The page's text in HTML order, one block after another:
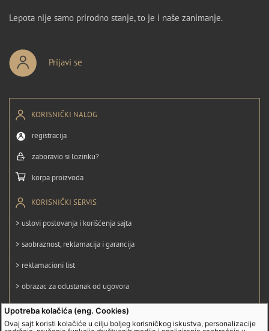
Upotreba kolačića (eng. Cookies)
Ovaj sajt koristi kolačiće u cilju boljeg korisničkog iskustva, personalizacije
Lepota nije samo prirodno stanje, to je i naše zanimanje.
Prijavi se
KORISNIČKI NALOG
registracija
zaboravio si lozinku?
korpa proizvoda
KORISNIČKI SERVIS
> uslovi poslovanja i korišćenja sajta
> saobraznost, reklamacija i garancija
> reklamacioni list
> obrazac za odustanak od ugovora
> politika privatnosti
> politika kolačića